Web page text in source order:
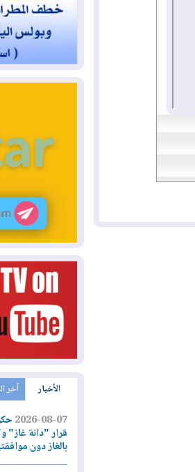
الأخبار آخر
2026-08-07حكومة
قرار "دانة غاز"
بالغاز دون موافقتها